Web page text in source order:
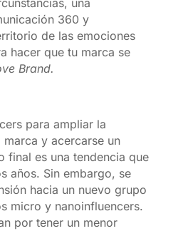
una
360 y
de las emociones
hacer que tu marca se
Brand.
para ampliar la
y acercarse un
final es una tendencia que
años. Sin embargo, se
hacia un nuevo grupo
micro y nanoinfluencers.
por tener un menor